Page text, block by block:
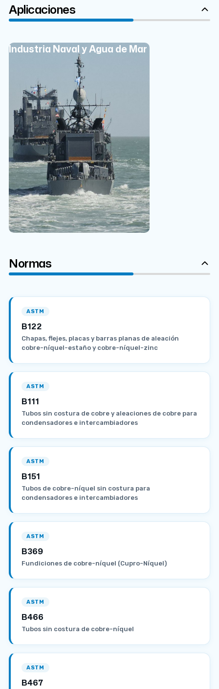
Aplicaciones
Industria Naval y Agua de Mar
Normas
ASTM
B122
Chapas, flejes, placas y barras planas de aleación
cobre-níquel-estaño y cobre-níquel-zinc
ASTM
B111
Tubos sin costura de cobre y aleaciones de cobre para
condensadores e intercambiadores
ASTM
B151
Tubos de cobre-níquel sin costura para
condensadores e intercambiadores
ASTM
B369
Fundiciones de cobre-níquel (Cupro-Níquel)
ASTM
B466
Tubos sin costura de cobre-níquel
ASTM
B467